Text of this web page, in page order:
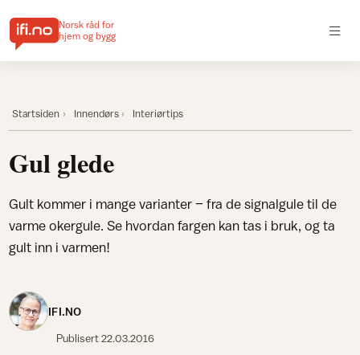
Norsk råd for
hjem og bygg
Startsiden Innendørs Interiørtips
Gul glede
Gult kommer i mange varianter – fra de signalgule til de
varme okergule. Se hvordan fargen kan tas i bruk, og ta
gult inn i varmen!
IFI.NO
Publisert22.03.2016